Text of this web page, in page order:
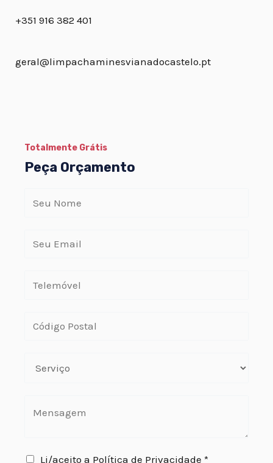
+351 916 382 401
geral@limpachaminesvianadocastelo.pt
Totalmente Grátis
Peça Orçamento
Li/aceito a Política de Privacidade *